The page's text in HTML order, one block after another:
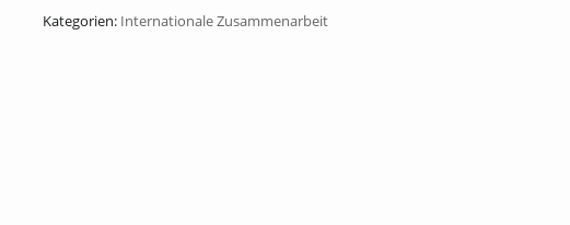
Kategorien: Internationale Zusammenarbeit